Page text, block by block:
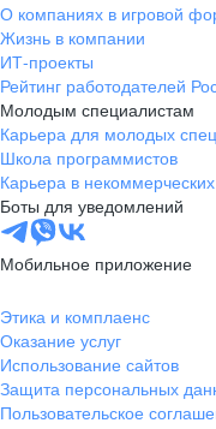
О компаниях в игровой
Жизнь в компании
ИТ-проекты
Рейтинг работодателей
Молодым специалистам
Карьера для молодых
Школа программистов
Карьера в
Боты для уведомлений
Мобильное приложение
Этика и комплаенс
Оказание услуг
Использование сайтов
Защита персональных
Пользовательское